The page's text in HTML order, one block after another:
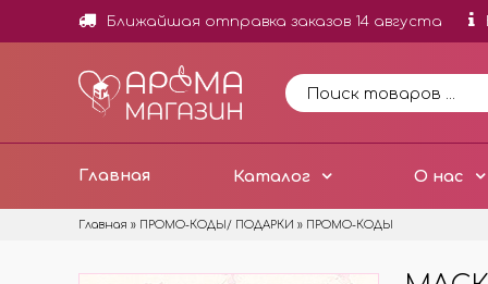
Ближайшая отправка заказов 14 августа
Главная Каталог О нас
Главная » ПРОМО-КОДЫ/ ПОДАРКИ » ПРОМО-КОДЫ